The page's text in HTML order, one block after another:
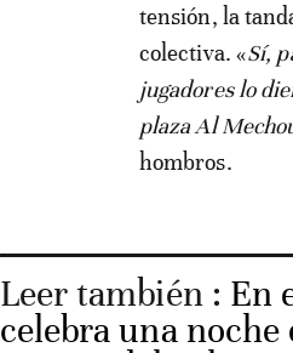
tensión, la
colectiva. «Sí,
jugadores lo
plaza Al
hombros.
Leer también : En
celebra una